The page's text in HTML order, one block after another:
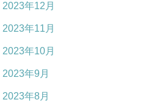
2023年12月
2023年11月
2023年10月
2023年9月
2023年8月